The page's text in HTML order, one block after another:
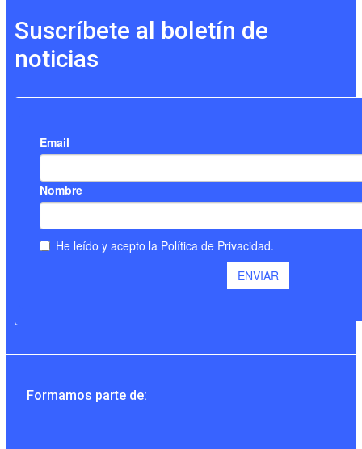
Suscríbete al boletín de
noticias
Formamos parte de: